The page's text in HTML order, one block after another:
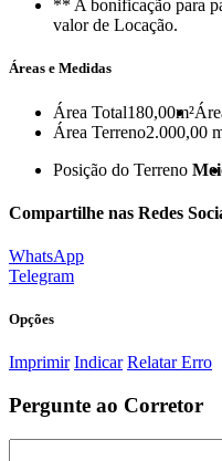
** A bonificação para
valor de Locação.
Áreas e Medidas
Área Total180,00m²
Área Terreno2.000,00
Posição do Terreno
Compartilhe nas Redes
WhatsApp
Telegram
Opções
Imprimir Indicar Relatar Erro
Pergunte ao Corretor